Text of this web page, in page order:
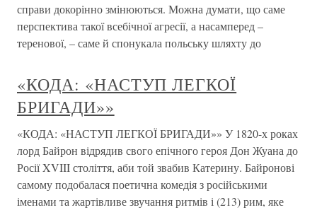
справи докорінно змінюються. Можна думати, що саме
перспектива такої всебічної агресії, а насамперед –
теренової, – саме й спонукала польську шляхту до
«КОДА: «НАСТУП ЛЕГКОЇ
БРИГАДИ»»
«КОДА: «НАСТУП ЛЕГКОЇ БРИГАДИ»» У 1820-х роках
лорд Байрон відрядив свого епічного героя Дон Жуана до
Росії XVIII століття, аби той звабив Катерину. Байронові
самому подобалася поетична комедія з російськими
іменами та жартівливе звучання ритмів і (213) рим, яке